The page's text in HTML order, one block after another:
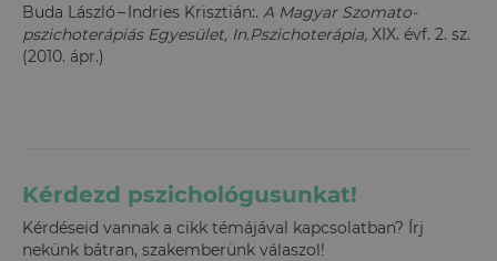
Buda László – Indries Krisztián:. A Magyar Szomato-
pszichoterápiás Egyesület, In.Pszichoterápia, XIX. évf. 2. sz.
(2010. ápr.)
Kérdezd pszichológusunkat!
Kérdéseid vannak a cikk témájával kapcsolatban? Írj
nekünk bátran, szakemberünk válaszol!